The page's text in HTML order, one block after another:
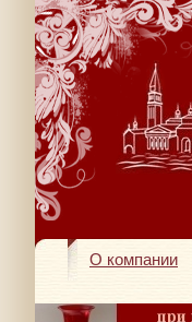
О компании